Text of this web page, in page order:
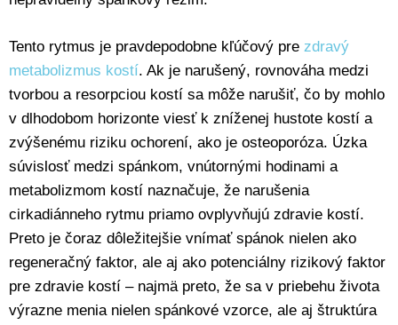
Tento rytmus je pravdepodobne kľúčový pre zdravý
metabolizmus kostí. Ak je narušený, rovnováha medzi
tvorbou a resorpciou kostí sa môže narušiť, čo by mohlo
v dlhodobom horizonte viesť k zníženej hustote kostí a
zvýšenému riziku ochorení, ako je osteoporóza. Úzka
súvislosť medzi spánkom, vnútornými hodinami a
metabolizmom kostí naznačuje, že narušenia
cirkadiánneho rytmu priamo ovplyvňujú zdravie kostí.
Preto je čoraz dôležitejšie vnímať spánok nielen ako
regeneračný faktor, ale aj ako potenciálny rizikový faktor
pre zdravie kostí – najmä preto, že sa v priebehu života
výrazne menia nielen spánkové vzorce, ale aj štruktúra